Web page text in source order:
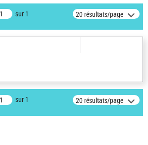
sur 1 20 résultats/page
sur 1 20 résultats/page